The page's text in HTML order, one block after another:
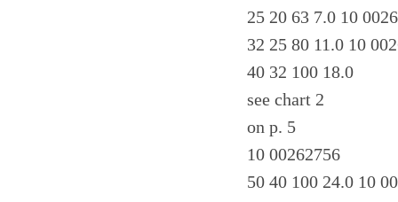
25 20 63 7.0 10
32 25 80 11.0 10
40 32 100 18.0
see chart 2
on p. 5
10 00262756
50 40 100 24.0 10